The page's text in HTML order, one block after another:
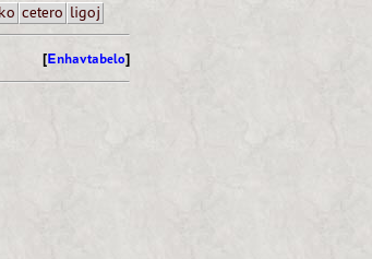
cetero ligoj
[Enhavtabelo]